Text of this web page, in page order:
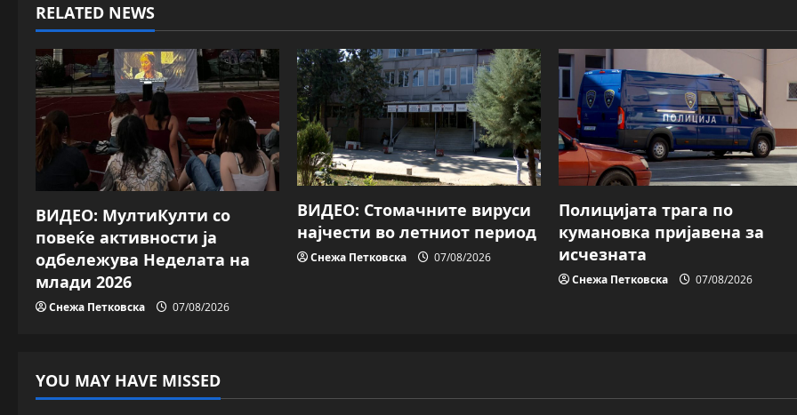
n
a
v
i
g
a
t
i
o
RELATED NEWS
ВИДЕО: МултиКулти со
повеќе активности ја
одбележува Неделата на
млади 2026
Снежа Петковска 07/08/2026
ВИДЕО: Стомачните вируси
најчести во летниот период
Снежа Петковска 07/08/2026
Полицијата трага пo
кумановка пријавена за
исчезната
Снежа Петковска 07/08/2026
YOU MAY HAVE MISSED